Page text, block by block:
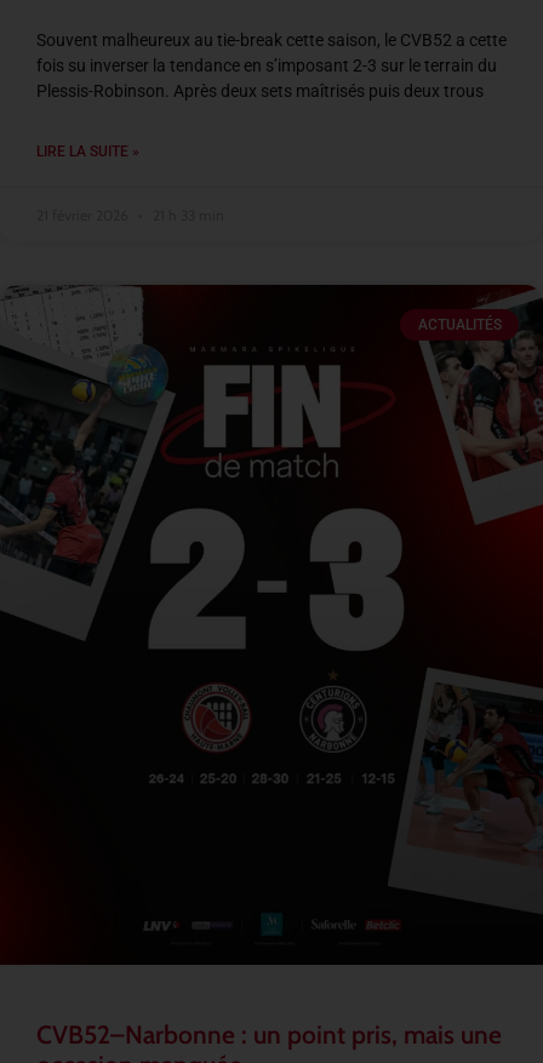
Souvent malheureux au tie-break cette saison, le CVB52 a cette
fois su inverser la tendance en s’imposant 2-3 sur le terrain du
Plessis-Robinson. Après deux sets maîtrisés puis deux trous
LIRE LA SUITE »
ACTUALITÉS
CVB52–Narbonne : un point pris, mais une